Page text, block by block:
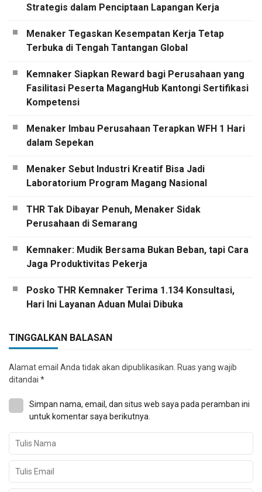
Strategis dalam Penciptaan Lapangan Kerja
Menaker Tegaskan Kesempatan Kerja Tetap
Terbuka di Tengah Tantangan Global
Kemnaker Siapkan Reward bagi Perusahaan yang
Fasilitasi Peserta MagangHub Kantongi Sertifikasi
Kompetensi
Menaker Imbau Perusahaan Terapkan WFH 1 Hari
dalam Sepekan
Menaker Sebut Industri Kreatif Bisa Jadi
Laboratorium Program Magang Nasional
THR Tak Dibayar Penuh, Menaker Sidak
Perusahaan di Semarang
Kemnaker: Mudik Bersama Bukan Beban, tapi Cara
Jaga Produktivitas Pekerja
Posko THR Kemnaker Terima 1.134 Konsultasi,
Hari Ini Layanan Aduan Mulai Dibuka
TINGGALKAN BALASAN
Alamat email Anda tidak akan dipublikasikan. Ruas yang wajib
ditandai *
Simpan nama, email, dan situs web saya pada peramban ini
untuk komentar saya berikutnya.